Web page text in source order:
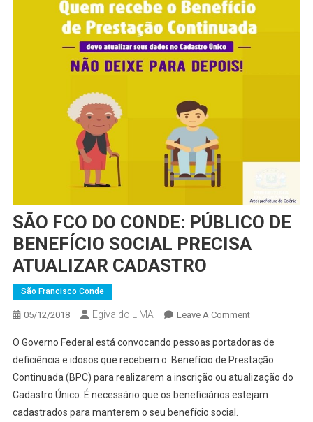
SÃO FCO DO CONDE: PÚBLICO DE
BENEFÍCIO SOCIAL PRECISA
ATUALIZAR CADASTRO
São Francisco Conde
05/12/2018 Egivaldo LIMA Leave A CommentOn
FCO
DO
CONDE:
PÚBLICO
O Governo Federal está convocando pessoas portadoras de
deficiência e idosos que recebem o Benefício de Prestação
Continuada (BPC) para realizarem a inscrição ou atualização do
Cadastro Único. É necessário que os beneficiários estejam
cadastrados para manterem o seu benefício social.